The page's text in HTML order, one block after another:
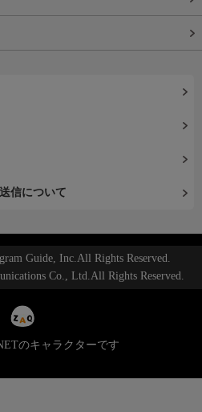
信について
Guide, Inc.All Rights Reserved.
Co., Ltd.All Rights Reserved.
のキャラクターです